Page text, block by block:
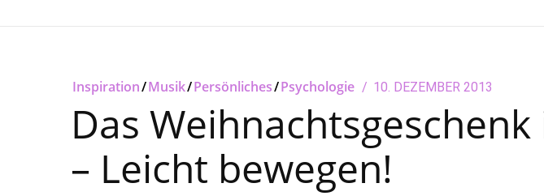
Inspiration/Musik/Persönliches/Psychologie
POSTED
10. DEZEMBER 2013
2018
Das
– Leicht bewegen!